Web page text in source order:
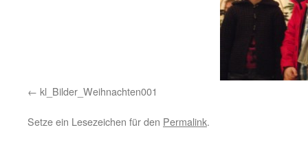
kl_Bilder_Weihnachten001
Setze ein Lesezeichen für den Permalink.